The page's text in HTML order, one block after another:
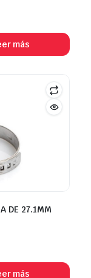
más
DE 27.1MM
más